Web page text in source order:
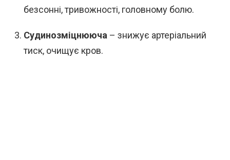
безсонні, тривожності, головному болю.
Судинозміцнююча – знижує артеріальний
тиск, очищує кров.